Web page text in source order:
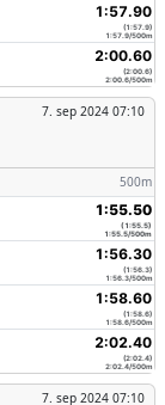
1:57.90
(1:57.9)
1:57.9/500m
2:00.60
(2:00.6)
2:00.6/500m
7. sep 2024 07:10
500m
1:55.50
(1:55.5)
1:55.5/500m
1:56.30
(1:56.3)
1:56.3/500m
1:58.60
(1:58.6)
1:58.6/500m
2:02.40
(2:02.4)
2:02.4/500m
7. sep 2024 07:10